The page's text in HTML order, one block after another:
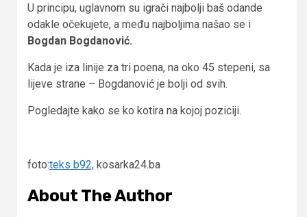
U principu, uglavnom su igrači najbolji baš odande
odakle očekujete, a među najboljima našao se i
Bogdan Bogdanović.
Kada je iza linije za tri poena, na oko 45 stepeni, sa
lijeve strane – Bogdanović je bolji od svih.
Pogledajte kako se ko kotira na kojoj poziciji.
foto:teks b92, kosarka24.ba
About The Author